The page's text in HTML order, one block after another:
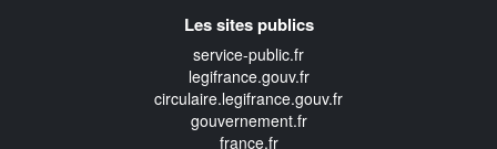
Les sites publics
service-public.fr
legifrance.gouv.fr
circulaire.legifrance.gouv.fr
gouvernement.fr
france.fr